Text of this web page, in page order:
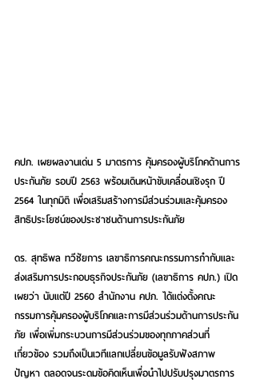
คปภ. เผยผลงานเด่น 5 มาตรการ คุ้มครองผู้บริโภคด้านการ
ประกันภัย รอบปี 2563 พร้อมเดินหน้าขับเคลื่อนเชิงรุก ปี
2564 ในทุกมิติ เพื่อเสริมสร้างการมีส่วนร่วมและคุ้มครอง
สิทธิประโยชน์ของประชาชนด้านการประกันภัย
ดร. สุทธิพล ทวีชัยการ เลขาธิการคณะกรรมการกำกับและ
ส่งเสริมการประกอบธุรกิจประกันภัย (เลขาธิการ คปภ.) เปิด
เผยว่า นับแต่ปี 2560 สำนักงาน คปภ. ได้แต่งตั้งคณะ
กรรมการคุ้มครองผู้บริโภคและการมีส่วนร่วมด้านการประกัน
ภัย เพื่อเพิ่มกระบวนการมีส่วนร่วมของทุกภาคส่วนที่
เกี่ยวข้อง รวมถึงเป็นเวทีแลกเปลี่ยนข้อมูลรับฟังสภาพ
ปัญหา ตลอดจนระดมข้อคิดเห็นเพื่อนำไปปรับปรุงมาตรการ